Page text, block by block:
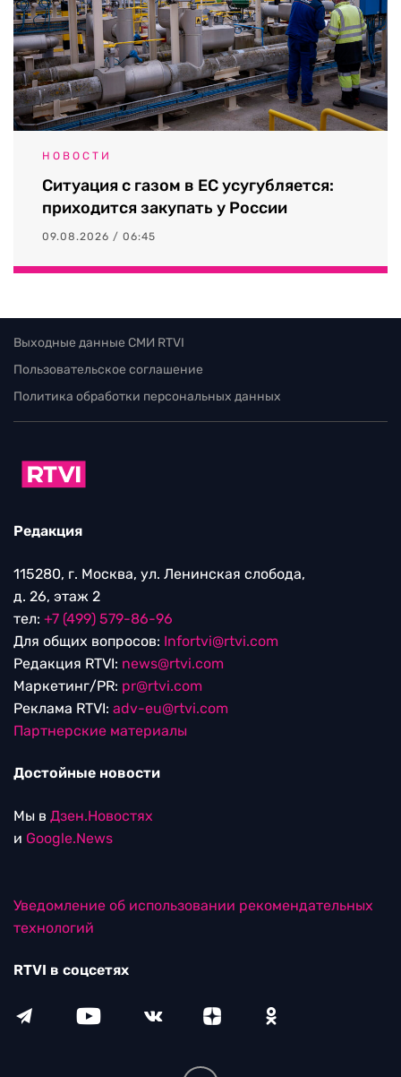
НОВОСТИ
Ситуация с газом в ЕС усугубляется:
приходится закупать у России
09.08.2026 / 06:45
Выходные данные СМИ RTVI
Пользовательское соглашение
Политика обработки персональных данных
Редакция
115280, г. Москва, ул. Ленинская слобода,
д. 26, этаж 2
тел: +7 (499) 579-86-96
Для общих вопросов: Infortvi@rtvi.com
Редакция RTVI: news@rtvi.com
Маркетинг/PR: pr@rtvi.com
Реклама RTVI: adv-eu@rtvi.com
Партнерские материалы
Достойные новости
Мы в Дзен.Новостях
и Google.News
Уведомление об использовании рекомендательных
технологий
RTVI в соцсетях